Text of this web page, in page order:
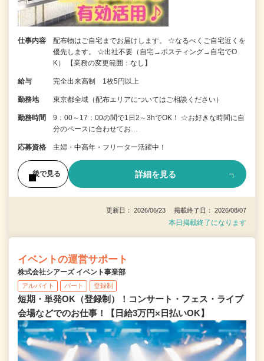
仕事内容
配布物はご自宅までお届けします。 ☆なるべくご自宅近くを
優先します。 ☆出社不要（自宅→ポスティング→自宅でO
K） 【業務の変更範囲：なし】
給与 完全出来高制 1枚5円以上
勤務地 東京都全域（配布エリアについてはご相談ください）
勤務時間
9：00～17：00の間で1日2～3hでOK！ ☆お好きな時間に自
分のペースに合わせてお…
応募資格 主婦・中高年・フリーター活躍中！
後で見る 詳細を見る
更新日： 2026/06/23 掲載終了日： 2026/08/07
本日掲載終了になります
イベントの運営サポート
株式会社シアーズ イベント事業部
アルバイト パート 登録制
短期・単発OK（登録制）！コンサート・フェス・ライブ
会場などでのお仕事！【日給3万円×日払いOK】